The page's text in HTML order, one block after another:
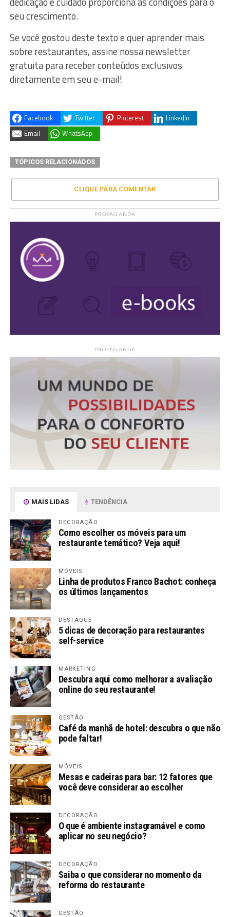
seu crescimento.
Se você gostou deste texto e quer aprender mais
sobre restaurantes, assine nossa newsletter
gratuita para receber conteúdos exclusivos
diretamente em seu e-mail!
Facebook Twitter Pinterest
LinkedIn
Email
WhatsApp
TÓPICOS RELACIONADOS
CLIQUE PARA COMENTAR
PROPAGANDA
PROPAGANDA
MAIS LIDAS TENDÊNCIA
DECORAÇÃO
Como escolher os móveis para um
restaurante temático? Veja aqui!
MÓVEIS
Linha de produtos Franco Bachot: conheça
os últimos lançamentos
DESTAQUE
5 dicas de decoração para restaurantes
self-service
MARKETING
Descubra aqui como melhorar a avaliação
online do seu restaurante!
GESTÃO
Café da manhã de hotel: descubra o que não
pode faltar!
MÓVEIS
Mesas e cadeiras para bar: 12 fatores que
você deve considerar ao escolher
DECORAÇÃO
O que é ambiente instagramável e como
aplicar no seu negócio?
DECORAÇÃO
Saiba o que considerar no momento da
reforma do restaurante
GESTÃO